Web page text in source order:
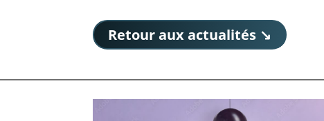
Retour aux actualités ↘